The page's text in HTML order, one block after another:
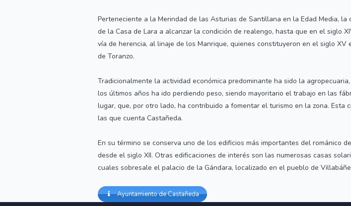
Perteneciente a la Merindad de las Asturias de Santillana en la Edad Media,
de la Casa de Lara a alcanzar la condición de realengo, hasta que en el siglo
vía de herencia, al linaje de los Manrique, quienes constituyeron en el siglo
de Toranzo.
Tradicionalmente la actividad económica predominante ha sido la
los últimos años ha ido perdiendo peso, siendo mayoritario el trabajo en las
lugar, que, por otro lado, ha contribuido a fomentar el turismo en la zona.
las que cuenta Castañeda.
En su término se conserva uno de los edificios más importantes del románico
desde el siglo XII. Otras edificaciones de interés son las numerosas casas
cuales sobresale el palacio de la Gándara, localizado en el pueblo de
Ayuntamiento de Castañeda